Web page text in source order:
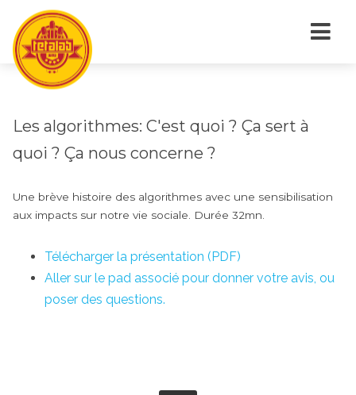
Les algorithmes: C'est quoi ? Ça sert à
quoi ? Ça nous concerne ?
Une brève histoire des algorithmes avec une sensibilisation
aux impacts sur notre vie sociale. Durée 32mn.
Télécharger la présentation (PDF)
Aller sur le pad associé pour donner votre avis, ou
poser des questions.